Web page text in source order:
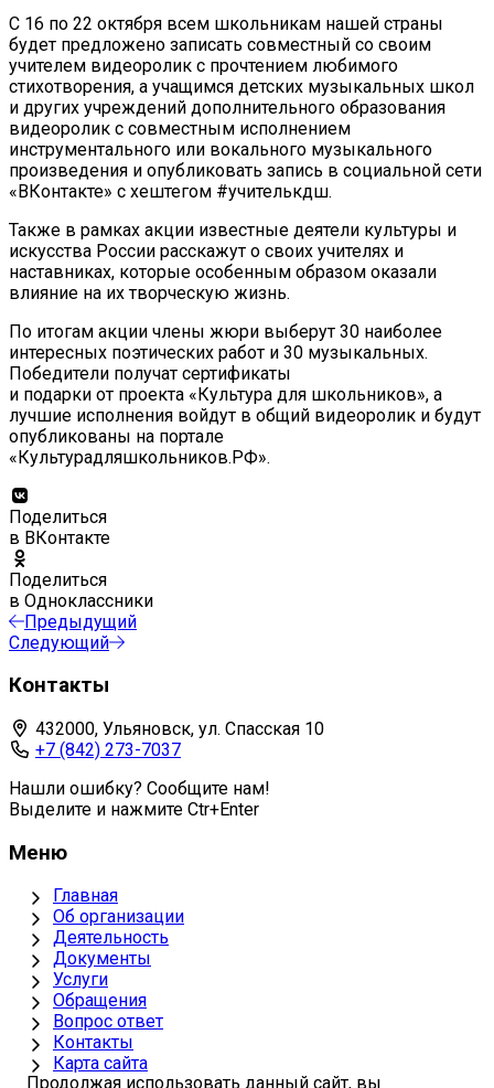
С 16 по 22 октября всем школьникам нашей страны
будет предложено записать совместный со своим
учителем видеоролик с прочтением любимого
стихотворения, а учащимся детских музыкальных школ
и других учреждений дополнительного образования
видеоролик с совместным исполнением
инструментального или вокального музыкального
произведения и опубликовать запись в социальной сети
«ВКонтакте» с хештегом #учителькдш.
Также в рамках акции известные деятели культуры и
искусства России расскажут о своих учителях и
наставниках, которые особенным образом оказали
влияние на их творческую жизнь.
По итогам акции члены жюри выберут 30 наиболее
интересных поэтических работ и 30 музыкальных.
Победители получат сертификаты
и подарки от проекта «Культура для школьников», а
лучшие исполнения войдут в общий видеоролик и будут
опубликованы на портале
«Культурадляшкольников.РФ».
Поделиться
в ВКонтакте
Поделиться
в Одноклассники
Предыдущий
Следующий
Контакты
432000, Ульяновск, ул. Спасская 10
+7 (842) 273-7037
Нашли ошибку? Сообщите нам!
Выделите и нажмите Ctr+Enter
Меню
Главная
Об организации
Деятельность
Документы
Услуги
Обращения
Вопрос ответ
Контакты
Карта сайта
Продолжая использовать данный сайт, вы